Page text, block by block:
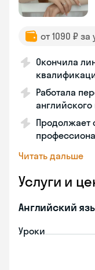
от 1090 ₽ за
Окончила
Работала
Продолжает
Читать дальше
Услуги и
Английский
Уроки